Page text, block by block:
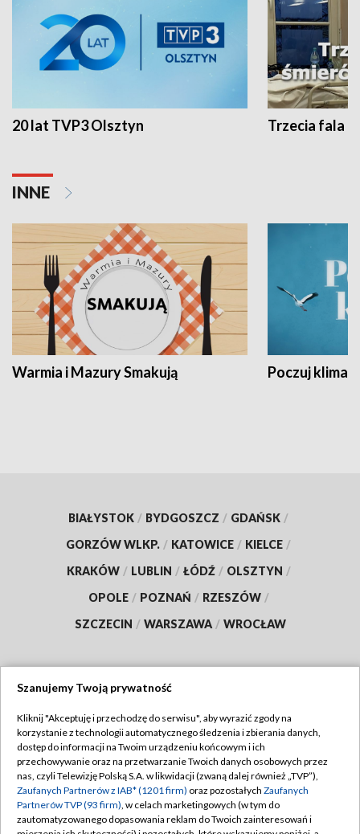
20 lat TVP3 Olsztyn Trzecia fala -
INNE
Warmia i Mazury Smakują Poczuj klimat
BIAŁYSTOK / BYDGOSZCZ / GDAŃSK /
GORZÓW WLKP. / KATOWICE / KIELCE /
KRAKÓW / LUBLIN / ŁÓDŹ / OLSZTYN /
OPOLE / POZNAŃ / RZESZÓW /
SZCZECIN / WARSZAWA / WROCŁAW
TVP
Abonament TVP
Emisja w TVP
Centrum informacji TVP
Regulamin TVP
Polityka prywatności
Moje zgody
Szanujemy Twoją prywatność
Kliknij "Akceptuję i przechodzę do serwisu", aby wyrazić zgody na
korzystanie z technologii automatycznego śledzenia i zbierania danych,
dostęp do informacji na Twoim urządzeniu końcowym i ich
przechowywanie oraz na przetwarzanie Twoich danych osobowych przez
nas, czyli Telewizję Polską S.A. w likwidacji (zwaną dalej również „TVP”),
Zaufanych Partnerów z IAB* (1201 firm) oraz pozostałych Zaufanych
Partnerów TVP (93 firm), w celach marketingowych (w tym do
zautomatyzowanego dopasowania reklam do Twoich zainteresowań i